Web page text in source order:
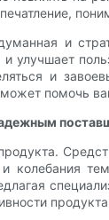
и
и
помочь